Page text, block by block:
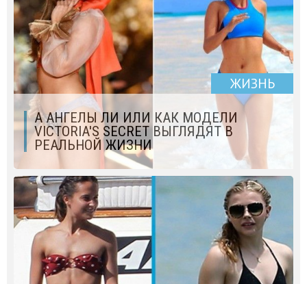
ЖИЗНЬ
А АНГЕЛЫ ЛИ ИЛИ КАК МОДЕЛИ
VICTОRIA'S SECRET ВЫГЛЯДЯТ В
РЕАЛЬНОЙ ЖИЗНИ